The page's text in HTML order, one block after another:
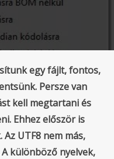
egy fájlt, fontos,
Persze van
kell megtartani és
Ehhez először is
UTF8 nem más,
különböző nyelvek,